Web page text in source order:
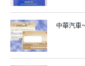
中華汽車